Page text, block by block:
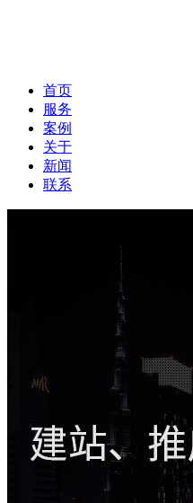
首页
服务
案例
关于
新闻
联系